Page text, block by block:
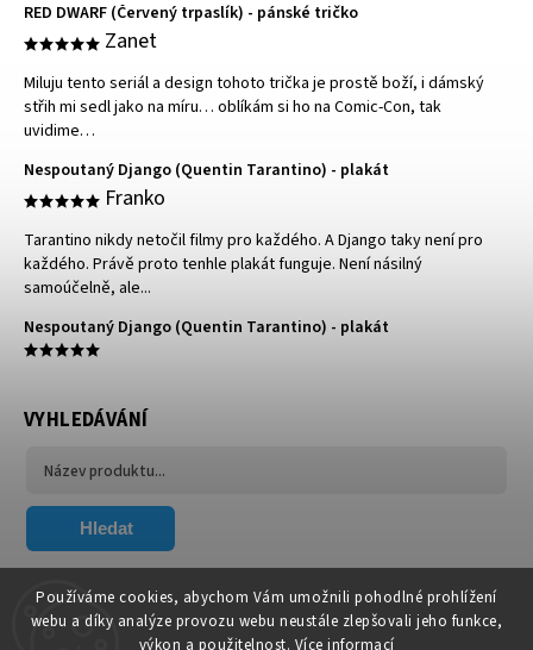
Používáme cookies, abychom Vám umožnili pohodlné prohlížení
webu a díky analýze provozu webu neustále zlepšovali jeho funkce,
výkon a použitelnost. Více informací
RED DWARF (Červený trpaslík) - pánské tričko
Zanet
Miluju tento seriál a design tohoto trička je prostě boží, i dámský
střih mi sedl jako na míru… oblíkám si ho na Comic-Con, tak
uvidime…
Nespoutaný Django (Quentin Tarantino) - plakát
Franko
Tarantino nikdy netočil filmy pro každého. A Django taky není pro
každého. Právě proto tenhle plakát funguje. Není násilný
samoúčelně, ale...
Nespoutaný Django (Quentin Tarantino) - plakát
VYHLEDÁVÁNÍ
Hledat
FACEBOOK